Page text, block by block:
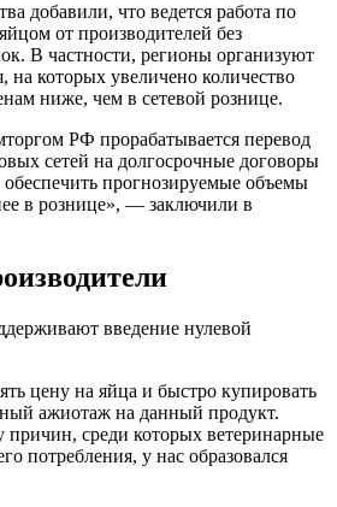
добавили, что ведется работа по
от производителей без
В частности, регионы организуют
на которых увеличено количество
ниже, чем в сетевой рознице.
РФ прорабатывается перевод
сетей на долгосрочные договоры
обеспечить прогнозируемые объемы
в рознице», — заключили в
введение нулевой
цену на яйца и быстро купировать
ажиотаж на данный продукт.
причин, среди которых ветеринарные
потребления, у нас образовался